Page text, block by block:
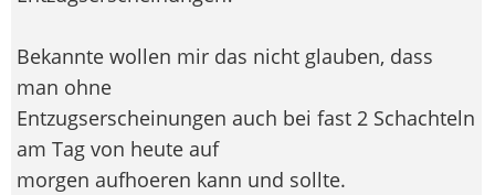
Bekannte wollen mir das nicht glauben, dass
man ohne
Entzugserscheinungen auch bei fast 2 Schachteln
am Tag von heute auf
morgen aufhoeren kann und sollte.